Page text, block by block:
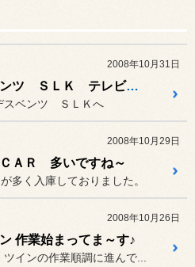
2008年10月31日
メルセデスベンツ ＳＬＫ テレビキット取り付け
スベンツ ＳＬＫへ
2008年10月29日
ＡＲ 多いですね～
多く入庫しておりました。
2008年10月26日
作業始まってま～す♪
インの作業順調に進んで...